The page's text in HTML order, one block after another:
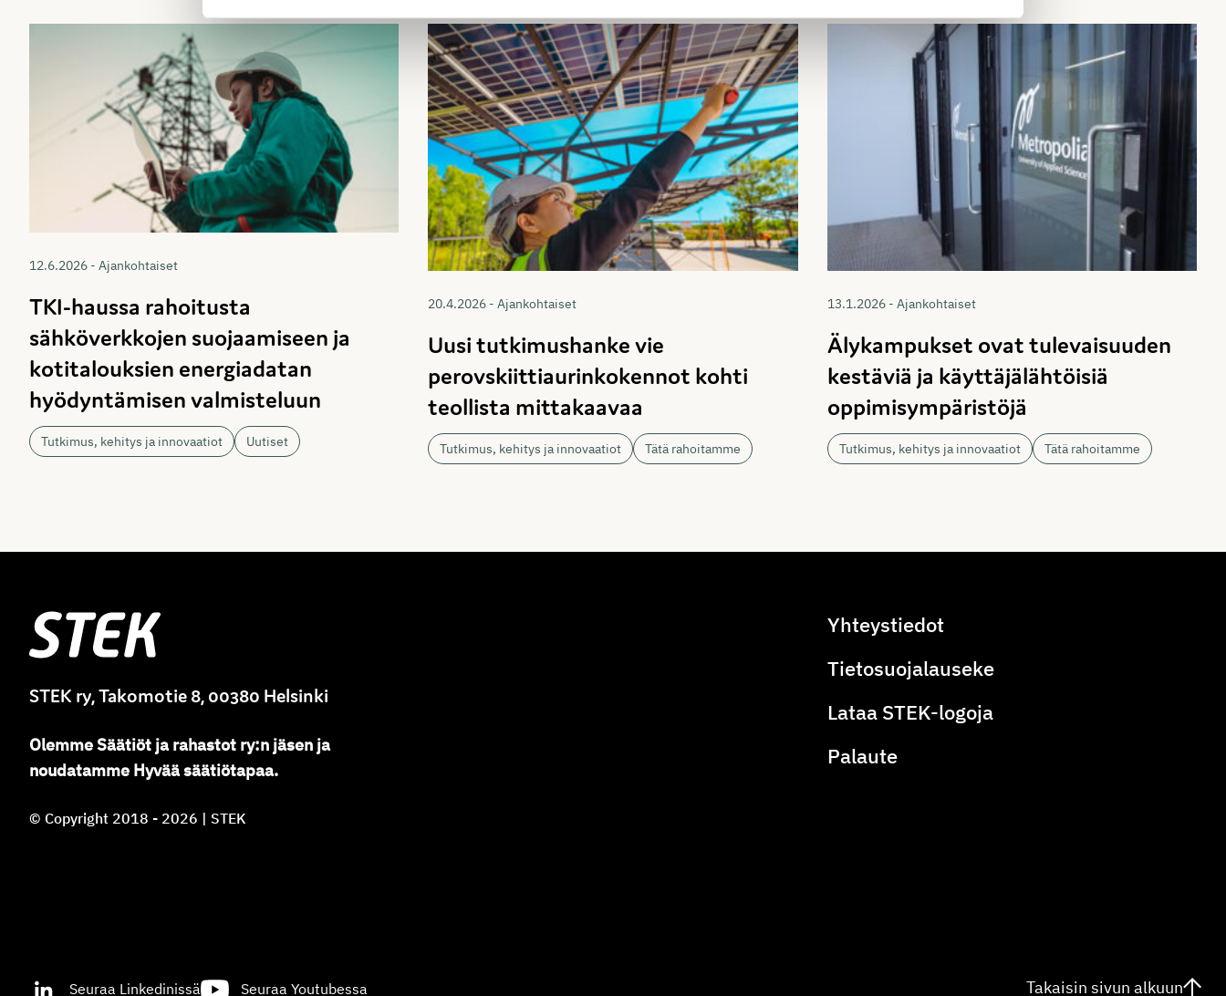
12.6.2026 - Ajankohtaiset
TKI-haussa rahoitusta
sähköverkkojen suojaamiseen ja
kotitalouksien energiadatan
hyödyntämisen valmisteluun
Tutkimus, kehitys ja innovaatiot Uutiset
20.4.2026 - Ajankohtaiset
Uusi tutkimushanke vie
perovskiittiaurinkokennot kohti
teollista mittakaavaa
Tutkimus, kehitys ja innovaatiot Tätä rahoitamme
13.1.2026 - Ajankohtaiset
Älykampukset ovat tulevaisuuden
kestäviä ja käyttäjälähtöisiä
oppimisympäristöjä
Tutkimus, kehitys ja innovaatiot Tätä rahoitamme
Stek
STEK ry, Takomotie 8, 00380 Helsinki
OlemmeSäätiöt ja rahastot ry:n jäsen ja
noudatamme Hyvää säätiötapaa.
© Copyright 2018 - 2026 | STEK
Yhteystiedot
Tietosuojalauseke
Lataa STEK-logoja
Palaute
Seuraa Linkedinissä Seuraa Youtubessa Takaisin sivun alkuun